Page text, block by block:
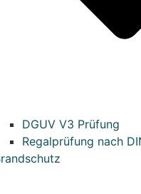
DGUV V3 Prüfung
Regalprüfung nach